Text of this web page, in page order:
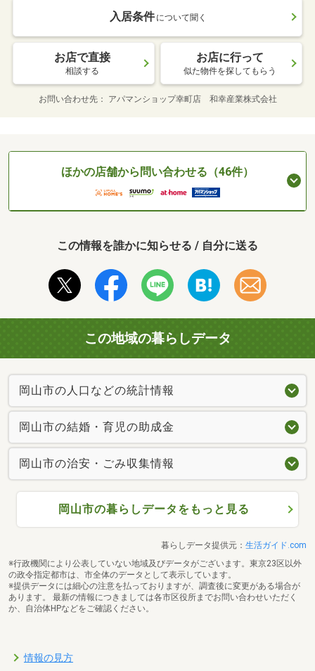
入居条件 について聞く
お店で直接
相談する
お店に行って
似た物件を探してもらう
お問い合わせ先 アパマンショップ幸町店 和幸産業株式会社
ほかの店舗から問い合わせる（46件）
この情報を誰かに知らせる / 自分に送る
この地域の暮らしデータ
岡山市の人口などの統計情報
岡山市の結婚・育児の助成金
岡山市の治安・ごみ収集情報
岡山市の暮らしデータをもっと見る
暮らしデータ提供元： 生活ガイド.com
※行政機関により公表していない地域及びデータがございます。東京23区以外
の政令指定都市は、市全体のデータとして表示しています。
※提供データには細心の注意を払っておりますが、調査後に変更がある場合が
あります。 最新の情報につきましては各市区役所までお問い合わせいただく
か、自治体HPなどをご確認ください。
情報の見方